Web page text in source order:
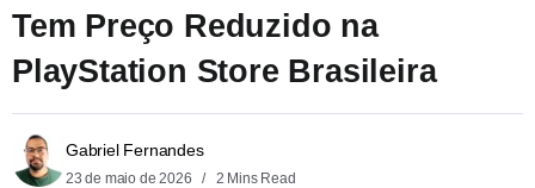
Tem Preço Reduzido na
PlayStation Store Brasileira
Gabriel Fernandes
23 de maio de 2026 2 Mins Read